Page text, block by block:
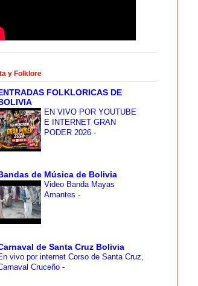
y Folklore
FOLKLORICAS DE
EN VIVO POR YOUTUBE
E INTERNET GRAN
PODER 2026 -
de Música de Bolivia
Video Banda Mayas
Amantes -
de Santa Cruz Bolivia
vivo por internet Corso de Santa Cruz,
Cruceño -